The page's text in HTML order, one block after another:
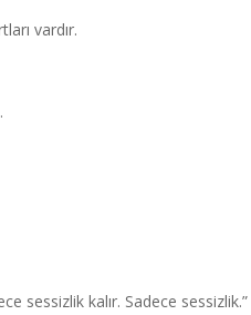
vardır.
sessizlik kalır. Sadece sessizlik.”